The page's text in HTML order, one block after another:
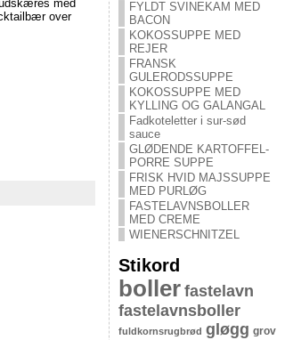
med
over
FYLDT SVINEKAM MED
BACON
KOKOSSUPPE MED
REJER
FRANSK
GULERODSSUPPE
KOKOSSUPPE MED
KYLLING OG GALANGAL
Fadkoteletter i sur-sød
sauce
GLØDENDE KARTOFFEL-
PORRE SUPPE
FRISK HVID MAJSSUPPE
MED PURLØG
FASTELAVNSBOLLER
MED CREME
WIENERSCHNITZEL
Stikord
boller fastelavn
fastelavnsboller
fuldkornsrugbrød gløgg grov